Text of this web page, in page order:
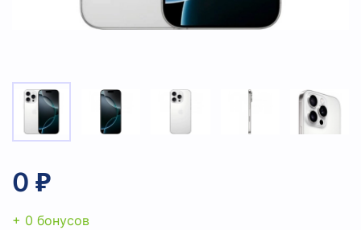
0 ₽
+ 0 бонусов